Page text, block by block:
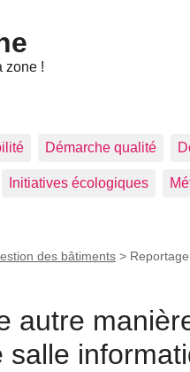
zone !
Démarche qualité
Initiatives écologiques
des bâtiments >
autre
salle